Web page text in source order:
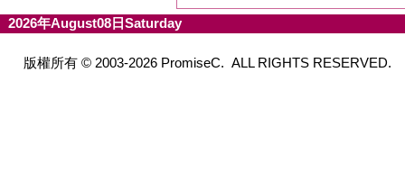
2026年August08日Saturday
版權所有 © 2003-2026 PromiseC. ALL RIGHTS RESERVED.